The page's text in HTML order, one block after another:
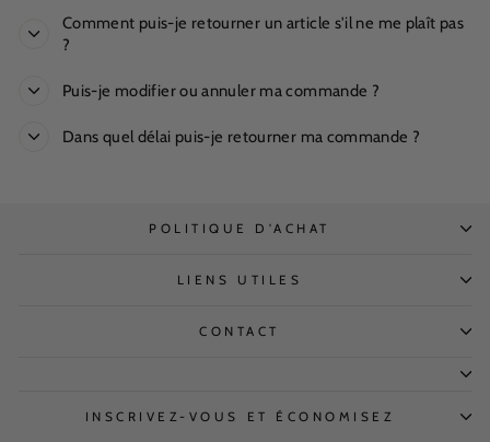
Comment puis-je retourner un article s'il ne me plaît pas
?
Puis-je modifier ou annuler ma commande ?
Dans quel délai puis-je retourner ma commande ?
POLITIQUE D'ACHAT
LIENS UTILES
CONTACT
INSCRIVEZ-VOUS ET ÉCONOMISEZ